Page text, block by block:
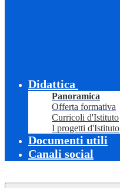
Didattica
Panoramica
Offerta formativa
Curricoli d'Istituto
I progetti d'Istituto
Documenti utili
Canali social